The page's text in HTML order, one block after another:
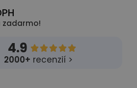
zadarmo!
4.9 
2000+ recenzií >